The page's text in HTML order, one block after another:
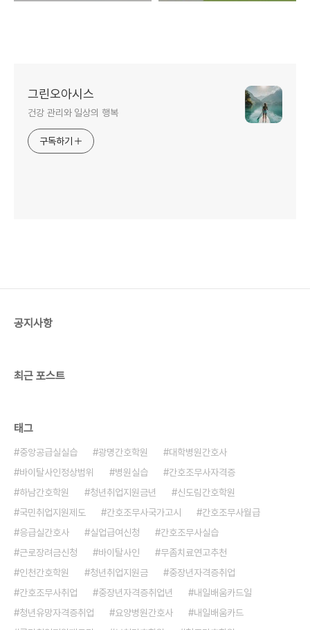
그린오아시스
건강 관리와 일상의 행복
구독하기
공지사항
최근 포스트
태그
중앙공급실실습 광명간호학원
대학병원간호사
바이탈사인정상범위
병원실습
간호조무사자격증
하남간호학원
청년취업지원금년
신도림간호학원
국민취업지원제도
간호조무사국가고시
간호조무사월급
응급실간호사
실업급여신청
간호조무사실습
근로장려금신청
바이탈사인
무좀치료연고추천
인천간호학원
청년취업지원금
중장년자격증취업
간호조무사취업
중장년자격증취업년
내일배움카드일
청년유망자격증취업
요양병원간호사
내일배움카드